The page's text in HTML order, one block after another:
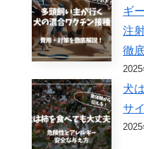
ギ
注
徹
犬
サ